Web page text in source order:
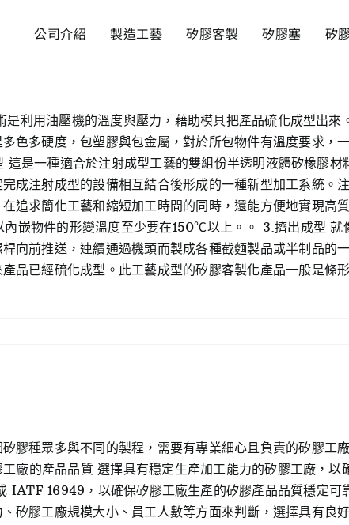
公司介紹 製造工藝 矽膠客製 矽膠塞 矽
利用油壓機的溫度與壓力，藉助模具把產品硫化成型出
色多硬度，包塑膠與包金屬，對於所包物件有溫度要求，
是一種適合於注射成型工藝的雙組份半透明液體矽橡膠
成注射成型的設備相互結合後形成的一種新型加工系統。
追求簡化工藝和縮短加工時間的同時，還能方便地實現高
嵌物件的形變溫度至少要在150℃以上。。 3.擠出成型 就
向前推送，連續通過機頭而製成各種截麵製品或半制品的
品已經硫化成型。此工藝成型的矽膠客製化產品一般是條
膠種眾多與不同的製程，需要有專業細心且負責的矽膠工
廠的產品品質 選擇具有穩定生產加工能力的矽膠工廠，
IATF 16949，以確保矽膠工廠生產的矽膠產品品質穩定可
矽膠工廠規模大小、員工人數等方面來判斷，選擇具有良